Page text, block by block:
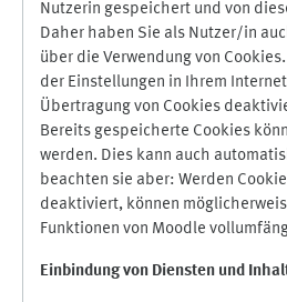
Nutzerin gespeichert und von
Daher haben Sie als Nutzer/in
über die Verwendung von
der Einstellungen in Ihrem
Übertragung von Cookies
Bereits gespeicherte Cookies
werden. Dies kann auch
beachten sie aber: Werden
deaktiviert, können
Funktionen von Moodle
Einbindung von Diensten und